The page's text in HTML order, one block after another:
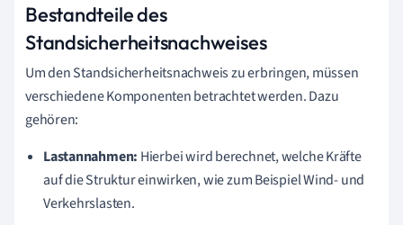
Bestandteile des
Standsicherheitsnachweises
Um den Standsicherheitsnachweis zu erbringen, müssen
verschiedene Komponenten betrachtet werden. Dazu
gehören:
Lastannahmen: Hierbei wird berechnet, welche Kräfte
auf die Struktur einwirken, wie zum Beispiel Wind- und
Verkehrslasten.